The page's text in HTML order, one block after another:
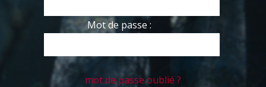
Mot de passe :
mot de passe oublié ?